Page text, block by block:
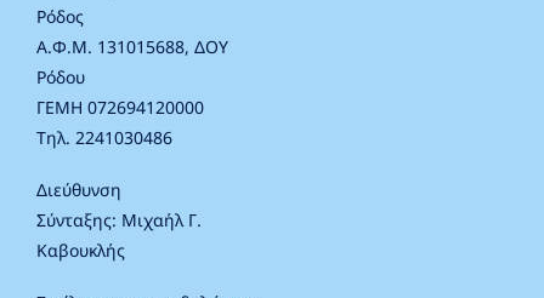
Ρόδος
Α.Φ.Μ. 131015688, ΔΟΥ
Ρόδου
ΓΕΜΗ 072694120000
Τηλ. 2241030486
Διεύθυνση
Σύνταξης: Μιχαήλ Γ.
Καβουκλής